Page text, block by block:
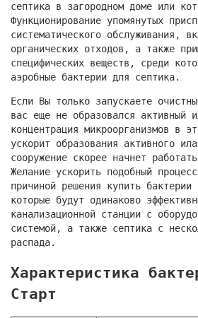
септика в загородном доме или
Функционирование упомянутых
систематического обслуживания,
органических отходов, а также
специфических веществ, среди
аэробные бактерии для септика.
Если Вы только запускаете
вас еще не образовался активный
концентрация микроорганизмов в
ускорит образования активного
сооружение скорее начнет
Желание ускорить подобный
причиной решения купить
которые будут одинаково
канализационной станции с
системой, а также септика с
распада.
Характеристика
Старт